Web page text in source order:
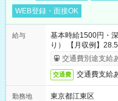
WEB登録・面接OK
給与
基本時給1500円・
り） 【月収例】
合）交通費別途支給
交通費 交通費支給
勤務地
東京都江東区